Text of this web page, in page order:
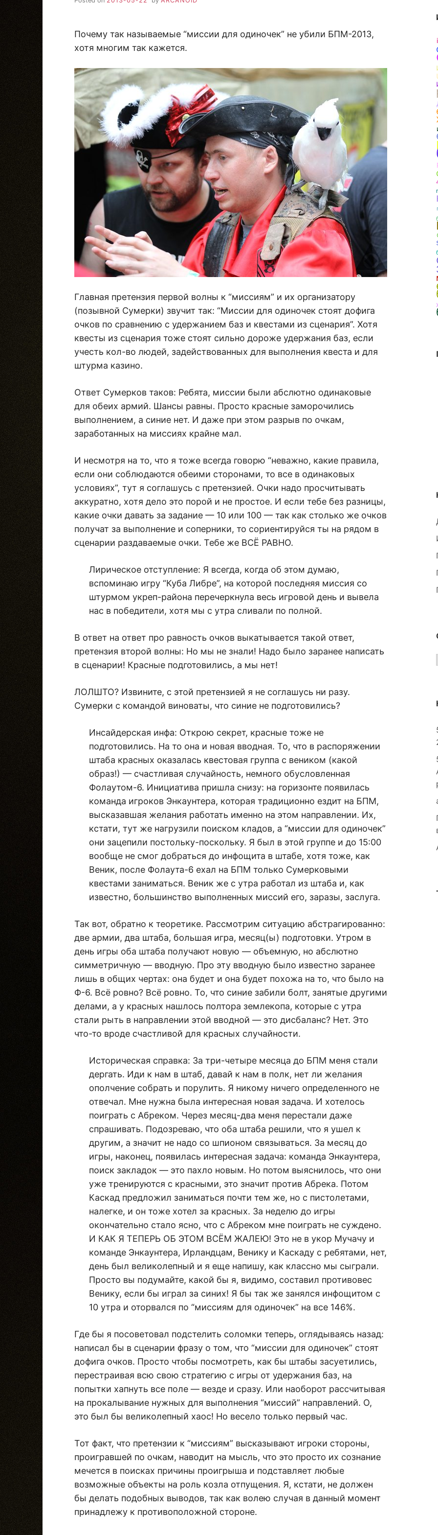
Почему так называемые “миссии для одиночек” не убили БПМ-2013,
хотя многим так кажется.
Главная претензия первой волны к “миссиям” и их организатору
(позывной Сумерки) звучит так: “Миссии для одиночек стоят дофига
очков по сравнению с удержанием баз и квестами из сценария”. Хотя
квесты из сценария тоже стоят сильно дороже удержания баз, если
учесть кол-во людей, задействованных для выполнения квеста и для
штурма казино.
Ответ Сумерков таков: Ребята, миссии были абслютно одинаковые
для обеих армий. Шансы равны. Просто красные заморочились
выполнением, а синие нет. И даже при этом разрыв по очкам,
заработанных на миссиях крайне мал.
И несмотря на то, что я тоже всегда говорю “неважно, какие правила,
если они соблюдаются обеими сторонами, то все в одинаковых
условиях”, тут я соглашусь с претензией. Очки надо просчитывать
аккуратно, хотя дело это порой и не простое. И если тебе без разницы,
какие очки давать за задание — 10 или 100 — так как столько же очков
получат за выполнение и соперники, то сориентируйся ты на рядом в
сценарии раздаваемые очки. Тебе же ВСЁ РАВНО.
Лирическое отступление: Я всегда, когда об этом думаю,
вспоминаю игру “Куба Либре”, на которой последняя миссия со
штурмом укреп-района перечеркнула весь игровой день и вывела
нас в победители, хотя мы с утра сливали по полной.
В ответ на ответ про равность очков выкатывается такой ответ,
претензия второй волны: Но мы не знали! Надо было заранее написать
в сценарии! Красные подготовились, а мы нет!
ЛОЛШТО? Извините, с этой претензией я не соглашусь ни разу.
Сумерки с командой виноваты, что синие не подготовились?
Инсайдерская инфа: Открою секрет, красные тоже не
подготовились. На то она и новая вводная. То, что в распоряжении
штаба красных оказалась квестовая группа с веником (какой
образ!) — счастливая случайность, немного обусловленная
Фолаутом-6. Инициатива пришла снизу: на горизонте появилась
команда игроков Энкаунтера, которая традиционно ездит на БПМ,
высказавшая желания работать именно на этом направлении. Их,
кстати, тут же нагрузили поиском кладов, а “миссии для одиночек”
они зацепили постольку-поскольку. Я был в этой группе и до 15:00
вообще не смог добраться до инфощита в штабе, хотя тоже, как
Веник, после Фолаута-6 ехал на БПМ только Сумерковыми
квестами заниматься. Веник же с утра работал из штаба и, как
известно, большинство выполненных миссий его, заразы, заслуга.
Так вот, обратно к теоретике. Рассмотрим ситуацию абстрагированно:
две армии, два штаба, большая игра, месяц(ы) подготовки. Утром в
день игры оба штаба получают новую — объемную, но абслютно
симметричную — вводную. Про эту вводную было известно заранее
лишь в общих чертах: она будет и она будет похожа на то, что было на
Ф-6. Всё ровно? Всё ровно. То, что синие забили болт, занятые другими
делами, а у красных нашлось полтора землекопа, которые с утра
стали рыть в направлении этой вводной — это дисбаланс? Нет. Это
что-то вроде счастливой для красных случайности.
Историческая справка: За три-четыре месяца до БПМ меня стали
дергать. Иди к нам в штаб, давай к нам в полк, нет ли желания
ополчение собрать и порулить. Я никому ничего определенного не
отвечал. Мне нужна была интересная новая задача. И хотелось
поиграть с Абреком. Через месяц-два меня перестали даже
спрашивать. Подозреваю, что оба штаба решили, что я ушел к
другим, а значит не надо со шпионом связываться. За месяц до
игры, наконец, появилась интересная задача: команда Энкаунтера,
поиск закладок — это пахло новым. Но потом выяснилось, что они
уже тренируются с красными, это значит против Абрека. Потом
Каскад предложил заниматься почти тем же, но с пистолетами,
налегке, и он тоже хотел за красных. За неделю до игры
окончательно стало ясно, что с Абреком мне поиграть не суждено.
И КАК Я ТЕПЕРЬ ОБ ЭТОМ ВСЁМ ЖАЛЕЮ! Это не в укор Мучачу и
команде Энкаунтера, Ирландцам, Венику и Каскаду с ребятами, нет,
день был великолепный и я еще напишу, как классно мы сыграли.
Просто вы подумайте, какой бы я, видимо, составил противовес
Венику, если бы играл за синих! Я бы так же занялся инфощитом с
10 утра и оторвался по “миссиям для одиночек” на все 146%.
Где бы я посоветовал подстелить соломки теперь, оглядываясь назад:
написал бы в сценарии фразу о том, что “миссии для одиночек” стоят
дофига очков. Просто чтобы посмотреть, как бы штабы засуетились,
перестраивая всю свою стратегию с игры от удержания баз, на
попытки хапнуть все поле — везде и сразу. Или наоборот рассчитывая
на прокалывание нужных для выполнения “миссий” направлений. О,
это был бы великолепный хаос! Но весело только первый час.
Тот факт, что претензии к “миссиям” высказывают игроки стороны,
проигравшей по очкам, наводит на мысль, что это просто их сознание
мечется в поисках причины проигрыша и подставляет любые
возможные объекты на роль козла отпущения. Я, кстати, не должен
бы делать подобных выводов, так как волею случая в данный момент
принадлежу к противоположной стороне.